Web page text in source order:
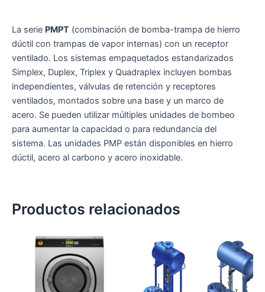
La serie PMPT (combinación de bomba-trampa de hierro
dúctil con trampas de vapor internas) con un receptor
ventilado. Los sistemas empaquetados estandarizados
Simplex, Duplex, Triplex y Quadraplex incluyen bombas
independientes, válvulas de retención y receptores
ventilados, montados sobre una base y un marco de
acero. Se pueden utilizar múltiples unidades de bombeo
para aumentar la capacidad o para redundancia del
sistema. Las unidades PMP están disponibles en hierro
dúctil, acero al carbono y acero inoxidable.
Productos relacionados